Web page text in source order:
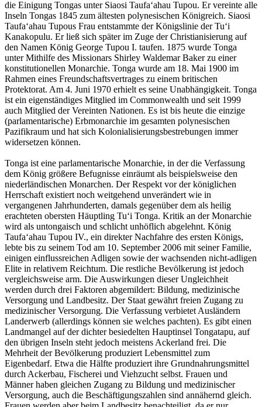
die Einigung Tongas unter Siaosi Taufaʻahau Tupou. Er vereinte alle
Inseln Tongas 1845 zum ältesten polynesischen Königreich. Siaosi
Taufaʻahau Tupous Frau entstammte der Königslinie der Tuʻi
Kanakopulu. Er ließ sich später im Zuge der Christianisierung auf
den Namen König George Tupou I. taufen. 1875 wurde Tonga
unter Mithilfe des Missionars Shirley Waldemar Baker zu einer
konstitutionellen Monarchie. Tonga wurde am 18. Mai 1900 im
Rahmen eines Freundschaftsvertrages zu einem britischen
Protektorat. Am 4. Juni 1970 erhielt es seine Unabhängigkeit. Tonga
ist ein eigenständiges Mitglied im Commonwealth und seit 1999
auch Mitglied der Vereinten Nationen. Es ist bis heute die einzige
(parlamentarische) Erbmonarchie im gesamten polynesischen
Pazifikraum und hat sich Kolonialisierungsbestrebungen immer
widersetzen können.
Tonga ist eine parlamentarische Monarchie, in der die Verfassung
dem König größere Befugnisse einräumt als beispielsweise den
niederländischen Monarchen. Der Respekt vor der königlichen
Herrschaft existiert noch weitgehend unverändert wie in
vergangenen Jahrhunderten, damals gegenüber dem als heilig
erachteten obersten Häuptling Tuʻi Tonga. Kritik an der Monarchie
wird als untongaisch und schlicht unhöflich abgelehnt. König
Taufaʻahau Tupou IV., ein direkter Nachfahre des ersten Königs,
lebte bis zu seinem Tod am 10. September 2006 mit seiner Familie,
einigen einflussreichen Adligen sowie der wachsenden nicht-adligen
Elite in relativem Reichtum. Die restliche Bevölkerung ist jedoch
vergleichsweise arm. Die Auswirkungen dieser Ungleichheit
werden durch drei Faktoren abgemildert: Bildung, medizinische
Versorgung und Landbesitz. Der Staat gewährt freien Zugang zu
medizinischer Versorgung. Die Verfassung verbietet Ausländern
Landerwerb (allerdings können sie welches pachten). Es gibt einen
Landmangel auf der dichter besiedelten Hauptinsel Tongatapu, auf
den übrigen Inseln steht jedoch meistens Ackerland frei. Die
Mehrheit der Bevölkerung produziert Lebensmittel zum
Eigenbedarf. Etwa die Hälfte produziert ihre Grundnahrungsmittel
durch Ackerbau, Fischerei und Viehzucht selbst. Frauen und
Männer haben gleichen Zugang zu Bildung und medizinischer
Versorgung, auch die Beschäftigungszahlen sind annähernd gleich.